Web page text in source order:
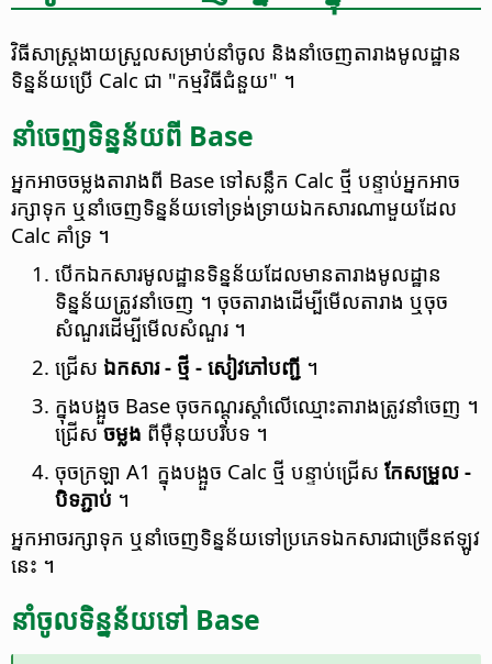
វិធីសាស្ត្រ​ងាយស្រួល​សម្រាប់​នាំចូល និង​នាំចេញ​តារាង​មូលដ្ឋាន​
ទិន្នន័យ​ប្រើ Calc ជា "កម្មវិធី​ជំនួយ" ។
នាំចេញ​ទិន្នន័យ​ពី Base
អ្នក​អាច​ចម្លង​តារាង​ពី Base ទៅ​សន្លឹក Calc ថ្មី បន្ទាប់​អ្នក​អាច​
រក្សា​ទុក ឬ​នាំ​ចេញ​ទិន្នន័យ​ទៅ​ទ្រង់ទ្រាយ​ឯកសារ​ណា​មួយ​ដែល
Calc គាំទ្រ ។
បើក​ឯកសារ​មូលដ្ឋាន​ទិន្នន័យ​ដែល​មាន​តារាង​មូលដ្ឋាន​
ទិន្នន័យ​ត្រូវ​នាំចេញ ។ ចុច​តារាង​ដើម្បី​មើល​តារាង ឬ​ចុច​
សំណួរ​ដើម្បី​មើល​សំណួរ ។
ជ្រើស ឯកសារ - ថ្មី - សៀវភៅ​បញ្ជី ។
ក្នុង​បង្អួច Base ចុច​កណ្ដុរ​ស្ដាំ​លើ​ឈ្មោះ​តារាង​ត្រូវ​នាំចេញ ។
ជ្រើសចម្លង ពី​ម៉ឺនុយ​បរិបទ ។
ចុច​ក្រឡា A1 ក្នុង​បង្អួច Calc ថ្មី បន្ទាប់​ជ្រើស កែ​សម្រួល -
បិទភ្ជាប់ ។
អ្នក​អាច​រក្សា​ទុក ឬ​នាំចេញ​ទិន្នន័យ​ទៅ​ប្រភេទ​ឯកសារ​ជា​ច្រើន​ឥឡូវ​
នេះ ។
នាំចូល​ទិន្នន័យ​ទៅ Base